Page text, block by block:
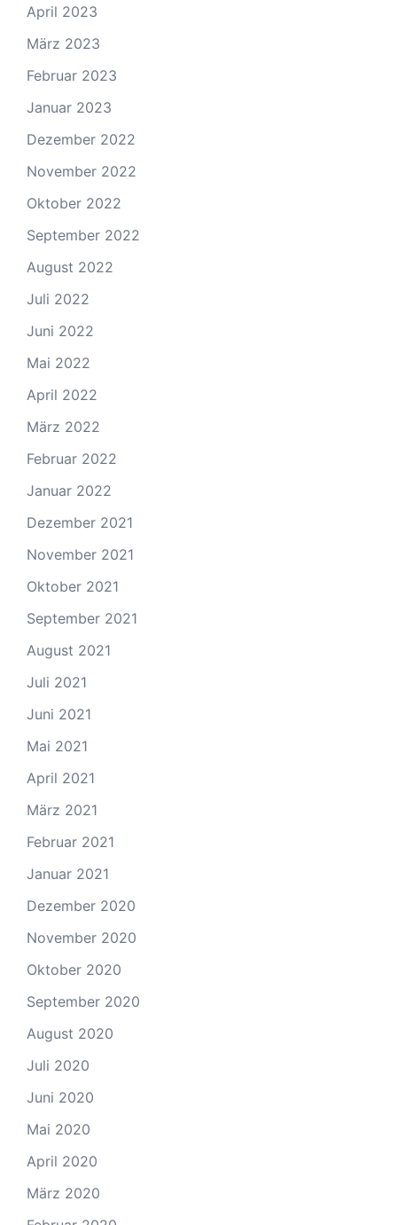
April 2023
März 2023
Februar 2023
Januar 2023
Dezember 2022
November 2022
Oktober 2022
September 2022
August 2022
Juli 2022
Juni 2022
Mai 2022
April 2022
März 2022
Februar 2022
Januar 2022
Dezember 2021
November 2021
Oktober 2021
September 2021
August 2021
Juli 2021
Juni 2021
Mai 2021
April 2021
März 2021
Februar 2021
Januar 2021
Dezember 2020
November 2020
Oktober 2020
September 2020
August 2020
Juli 2020
Juni 2020
Mai 2020
April 2020
März 2020